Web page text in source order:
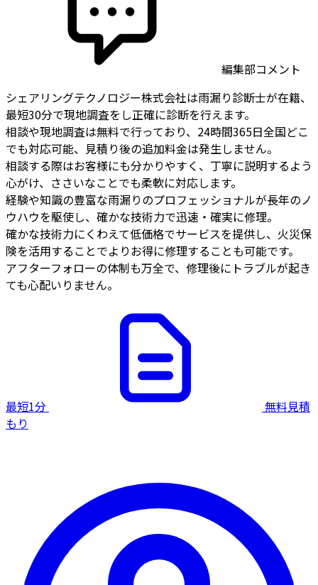
編集部コメント
シェアリングテクノロジー株式会社は雨漏り診断士が在籍、
最短30分で現地調査をし正確に診断を行えます。
相談や現地調査は無料で行っており、24時間365日全国どこ
でも対応可能、見積り後の追加料金は発生しません。
相談する際はお客様にも分かりやすく、丁寧に説明するよう
心がけ、ささいなことでも柔軟に対応します。
経験や知識の豊富な雨漏りのプロフェッショナルが長年のノ
ウハウを駆使し、確かな技術力で迅速・確実に修理。
確かな技術力にくわえて低価格でサービスを提供し、火災保
険を活用することでよりお得に修理することも可能です。
アフターフォローの体制も万全で、修理後にトラブルが起き
ても心配いりません。
最短1分
無料見積
もり